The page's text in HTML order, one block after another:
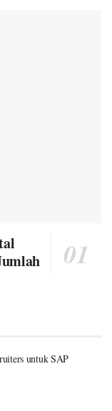
untuk SAP